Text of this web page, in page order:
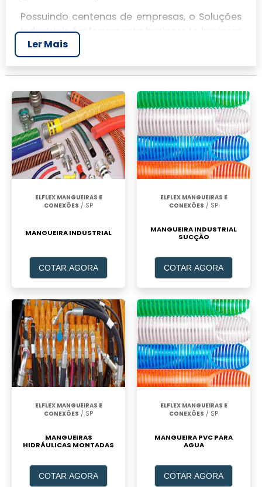
Possuindo centenas de empresas, o Soluções
Industriais é a ferramenta business to business
mais completo da área industrial. Para
realizar um orçamento de Fabricante de
mangueira para ar comprimido, clique em um
ou mais dos anuciantes a seguir:
Ler Mais
ELFLEX MANGUEIRAS E
CONEXÕES / SP
MANGUEIRA INDUSTRIAL
COTAR AGORA
ELFLEX MANGUEIRAS E
CONEXÕES / SP
MANGUEIRA INDUSTRIAL
SUCÇÃO
COTAR AGORA
ELFLEX MANGUEIRAS E
CONEXÕES / SP
MANGUEIRAS
HIDRÁULICAS MONTADAS
COTAR AGORA
ELFLEX MANGUEIRAS E
CONEXÕES / SP
MANGUEIRA PVC PARA
AGUA
COTAR AGORA